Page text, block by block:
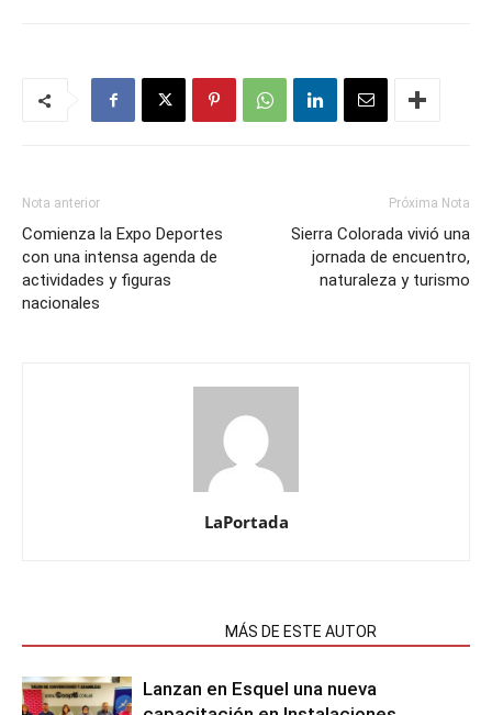
Nota anterior
Comienza la Expo Deportes
con una intensa agenda de
actividades y figuras
nacionales
Próxima Nota
Sierra Colorada vivió una
jornada de encuentro,
naturaleza y turismo
LaPortada
MÁS DE ESTE AUTOR
Lanzan en Esquel una nueva